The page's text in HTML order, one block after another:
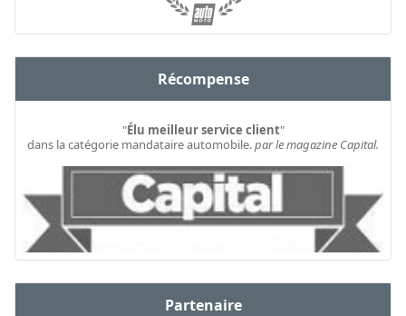
Récompense
"Élu meilleur service client"
dans la catégorie mandataire automobile.par le magazine Capital.
Partenaire